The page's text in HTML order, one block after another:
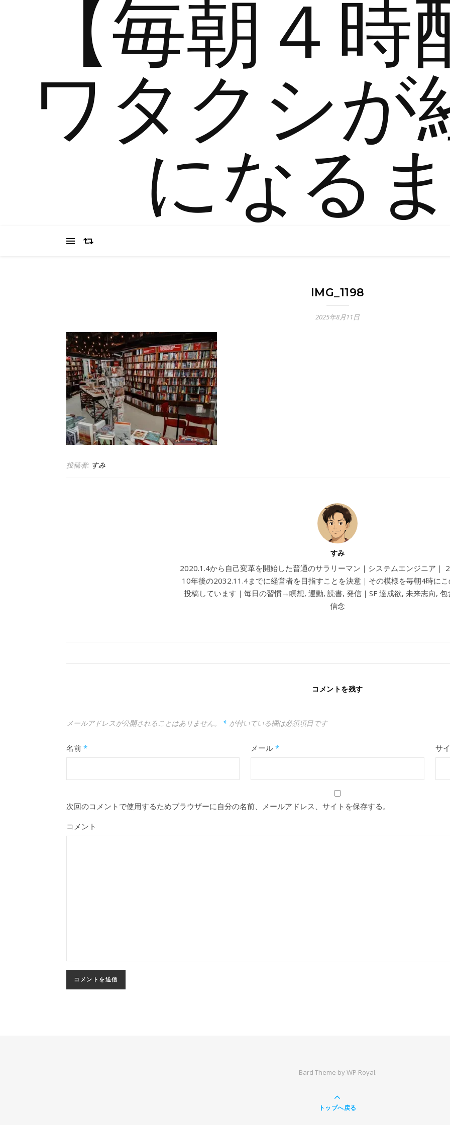
【毎朝４
ワタクシが
になる
IMG_1198
2025年8月11日
投稿者: すみ
すみ
2020.1.4から自己変革を開始した普通のサラリーマン｜システムエンジニア｜
10年後の2032.11.4までに経営者を目指すことを決意｜その模様を毎朝4時に
投稿しています｜毎日の習慣→瞑想, 運動, 読書, 発信｜SF 達成欲, 未来志向, 包
信念
コメントを残す
メールアドレスが公開されることはありません。 * が付いている欄は必須項目です
名前 * メール* サ
次回のコメントで使用するためブラウザーに自分の名前、メールアドレス、サイトを保存する。
コメント
Bard Theme byWP Royal.
トップへ戻る